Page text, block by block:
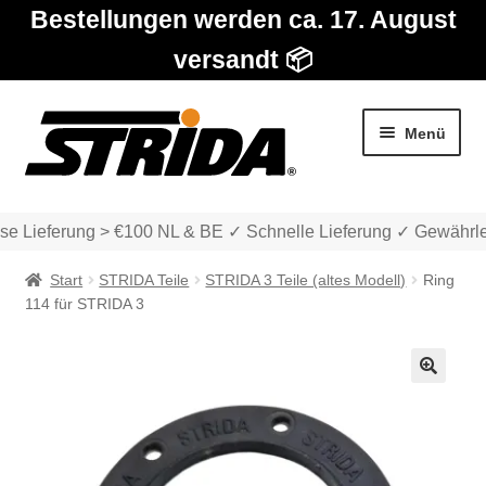
Bestellungen werden ca. 17. August
versandt 📦
Zur
Navigation
springen
Zum
Inhalt
springen
Menü
Lieferung > €100 NL & BE ✓ Schnelle Lieferung ✓
Start STRIDA Teile STRIDA 3 Teile (altes Modell)
Ring
114 für STRIDA 3